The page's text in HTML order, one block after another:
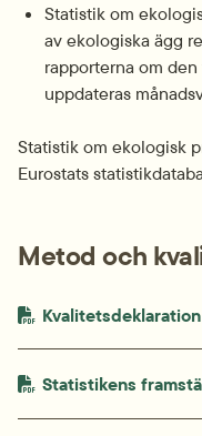
Statistik om
av ekologiska ägg
rapporterna om
uppdateras
Statistik om ekologisk
Eurostats
Metod och
PDF-fil.
Kvalitetsdeklaration
PDF-fil.
Statistikens